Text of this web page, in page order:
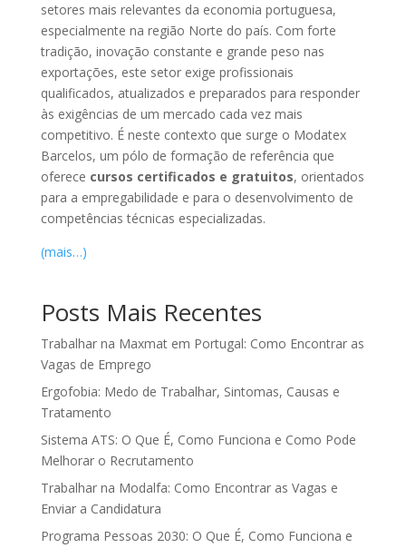
setores mais relevantes da economia portuguesa,
especialmente na região Norte do país. Com forte
tradição, inovação constante e grande peso nas
exportações, este setor exige profissionais
qualificados, atualizados e preparados para responder
às exigências de um mercado cada vez mais
competitivo. É neste contexto que surge o Modatex
Barcelos, um pólo de formação de referência que
oferece cursos certificados e gratuitos, orientados
para a empregabilidade e para o desenvolvimento de
competências técnicas especializadas.
(mais…)
Posts Mais Recentes
Trabalhar na Maxmat em Portugal: Como Encontrar as
Vagas de Emprego
Ergofobia: Medo de Trabalhar, Sintomas, Causas e
Tratamento
Sistema ATS: O Que É, Como Funciona e Como Pode
Melhorar o Recrutamento
Trabalhar na Modalfa: Como Encontrar as Vagas e
Enviar a Candidatura
Programa Pessoas 2030: O Que É, Como Funciona e